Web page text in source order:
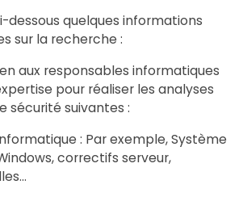
dessous quelques informations
sur la recherche :
aux responsables informatiques
pour réaliser les analyses
sécurité suivantes :
: Par exemple, Système
correctifs serveur,